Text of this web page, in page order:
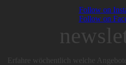
Follow on
Follow on
Erfahre wöchentlich welche